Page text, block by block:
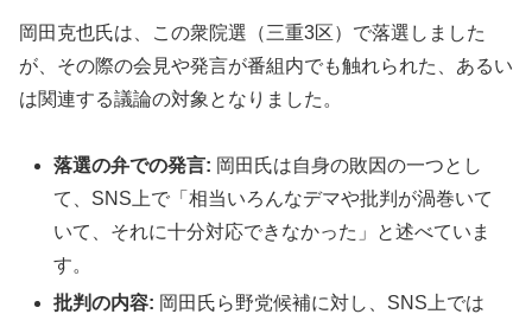
岡田克也氏は、この衆院選（三重3区）で落選しました
が、その際の会見や発言が番組内でも触れられた、あるい
は関連する議論の対象となりました。
落選の弁での発言: 岡田氏は自身の敗因の一つとし
て、SNS上で「相当いろんなデマや批判が渦巻いて
いて、それに十分対応できなかった」と述べていま
す。
批判の内容: 岡田氏ら野党候補に対し、SNS上では